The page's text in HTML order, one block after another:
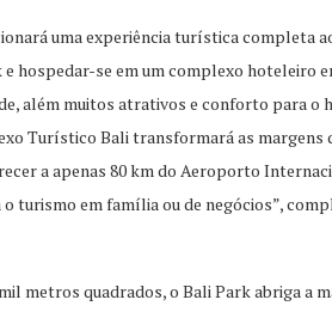
uma experiência turística completa
hospedar-se em um complexo hoteleiro
além muitos atrativos e conforto para o
Turístico Bali transformará as
a apenas 80 km do Aeroporto
turismo em família ou de negócios”,
metros quadrados, o Bali Park abriga a